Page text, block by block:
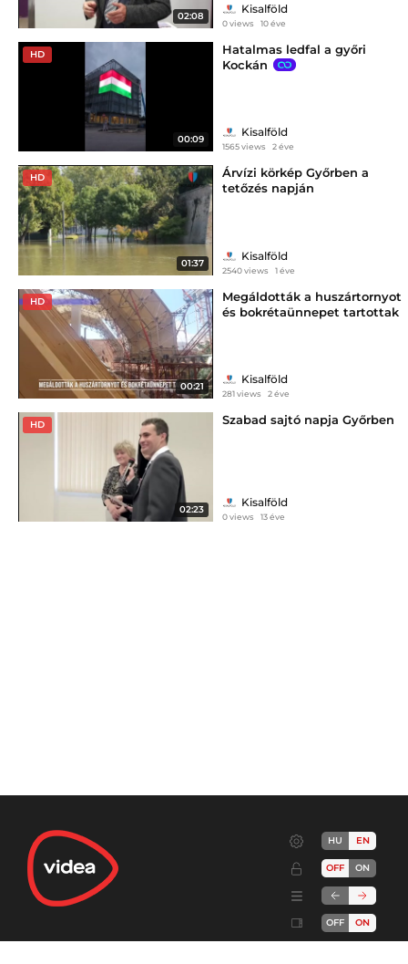
02:08
Kisalföld
0 views 10 éve
HD
00:09
Hatalmas ledfal a győri
Kockán
Kisalföld
1565 views 2 éve
HD
01:37
Árvízi körkép Győrben a
tetőzés napján
Kisalföld
2540 views 1 éve
HD
00:21
Megáldották a huszártornyot
és bokrétaünnepet tartottak
Kisalföld
281 views 2 éve
HD
02:23
Szabad sajtó napja Győrben
Kisalföld
0 views 13 éve
HU EN
OFF ON
OFF ON